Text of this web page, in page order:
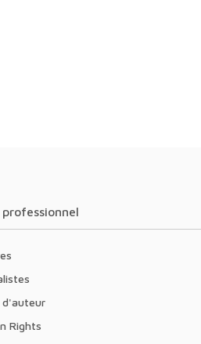
professionnel
d'auteur
Rights